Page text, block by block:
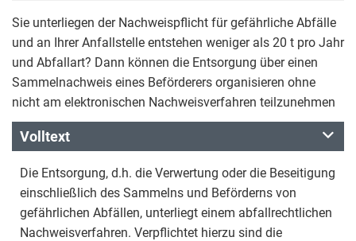
Sie unterliegen der Nachweispflicht für gefährliche Abfälle
und an Ihrer Anfallstelle entstehen weniger als 20 t pro Jahr
und Abfallart? Dann können die Entsorgung über einen
Sammelnachweis eines Beförderers organisieren ohne
nicht am elektronischen Nachweisverfahren teilzunehmen
Volltext
Die Entsorgung, d.h. die Verwertung oder die Beseitigung
einschließlich des Sammelns und Beförderns von
gefährlichen Abfällen, unterliegt einem abfallrechtlichen
Nachweisverfahren. Verpflichtet hierzu sind die